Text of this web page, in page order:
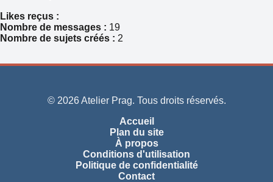
Likes reçus :
Nombre de messages : 19
Nombre de sujets créés : 2
© 2026 Atelier Prag. Tous droits réservés.
Accueil
Plan du site
À propos
Conditions d'utilisation
Politique de confidentialité
Contact